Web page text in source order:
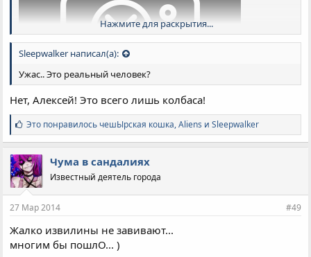
Нажмите для раскрытия...
Sleepwalker написал(а):
Ужас.. Это реальный человек?
Нет, Алексей! Это всего лишь колбаса!
С
и
м
п
а
т
и
:
Это понравилось чешЫрская кошка,Aliens иSleepwalker
Чума в сандалиях
Известный деятель города
27 Мар 2014 #49
Жалко извилины не завивают...
многим бы пошлО... )